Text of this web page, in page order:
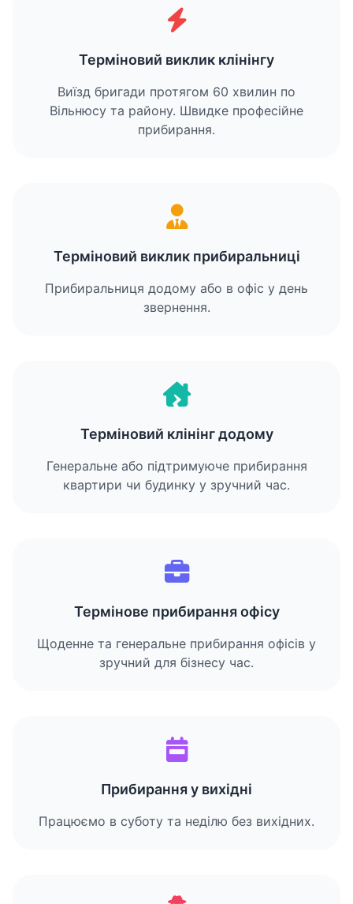
Терміновий виклик клінінгу
Виїзд бригади протягом 60 хвилин по
Вільнюсу та району. Швидке професійне
прибирання.
Терміновий виклик прибиральниці
Прибиральниця додому або в офіс у день
звернення.
Терміновий клінінг додому
Генеральне або підтримуюче прибирання
квартири чи будинку у зручний час.
Термінове прибирання офісу
Щоденне та генеральне прибирання офісів у
зручний для бізнесу час.
Прибирання у вихідні
Працюємо в суботу та неділю без вихідних.